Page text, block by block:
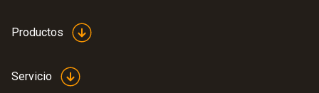
Productos
Servicio